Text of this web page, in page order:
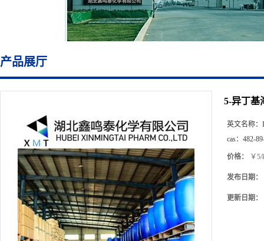
产品展厅
5-异丁基
英文名称：
cas： 482-
价格： ￥5/
发布日期：
更新日期：